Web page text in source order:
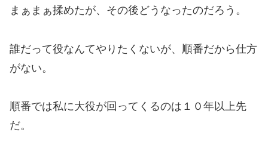
まぁまぁ揉めたが、その後どうなったのだろう。
誰だって役なんてやりたくないが、順番だから仕方
がない。
順番では私に大役が回ってくるのは１０年以上先
だ。